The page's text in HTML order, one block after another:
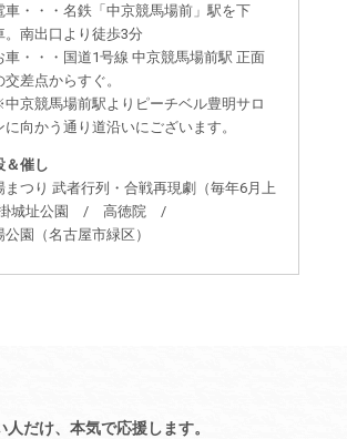
車・・・名鉄「中京競馬場前」駅を下
。南出口より徒歩3分
車・・・国道1号線 中京競馬場前駅 正面
交差点からすぐ。
京競馬場前駅よりピーチベル豊明サロ
に向かう通り道沿いにございます。
＆催し
まつり 武者行列・合戦再現劇（毎年6月上
城址公園 / 高徳院 /
園（名古屋市緑区）
だけ、本気で応援します。